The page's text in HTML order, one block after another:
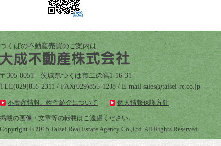
つくばの不動産売買のご案内は
〒305-0051 茨城県つくば市二の宮1-16-31
TEL(029)855-2311 / FAX(029)855-1288 / E-mailpj.oc.er-iesiat@selas
不動産情報、物件紹介について 個人情報保護方針
掲載の画像・文章等の転載はご遠慮ください。
Copyright © 2015 Taisei Real Estate Agency Co.,Ltd. All Rights Reserved.